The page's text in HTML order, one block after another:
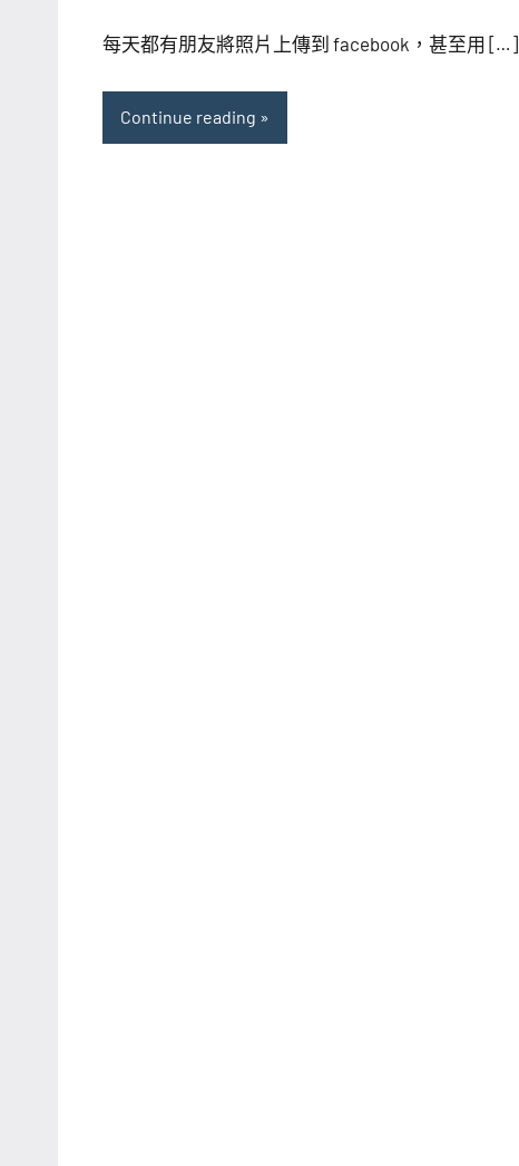
每天都有朋友將照片上傳到 facebook，甚至用 […]
Continue reading